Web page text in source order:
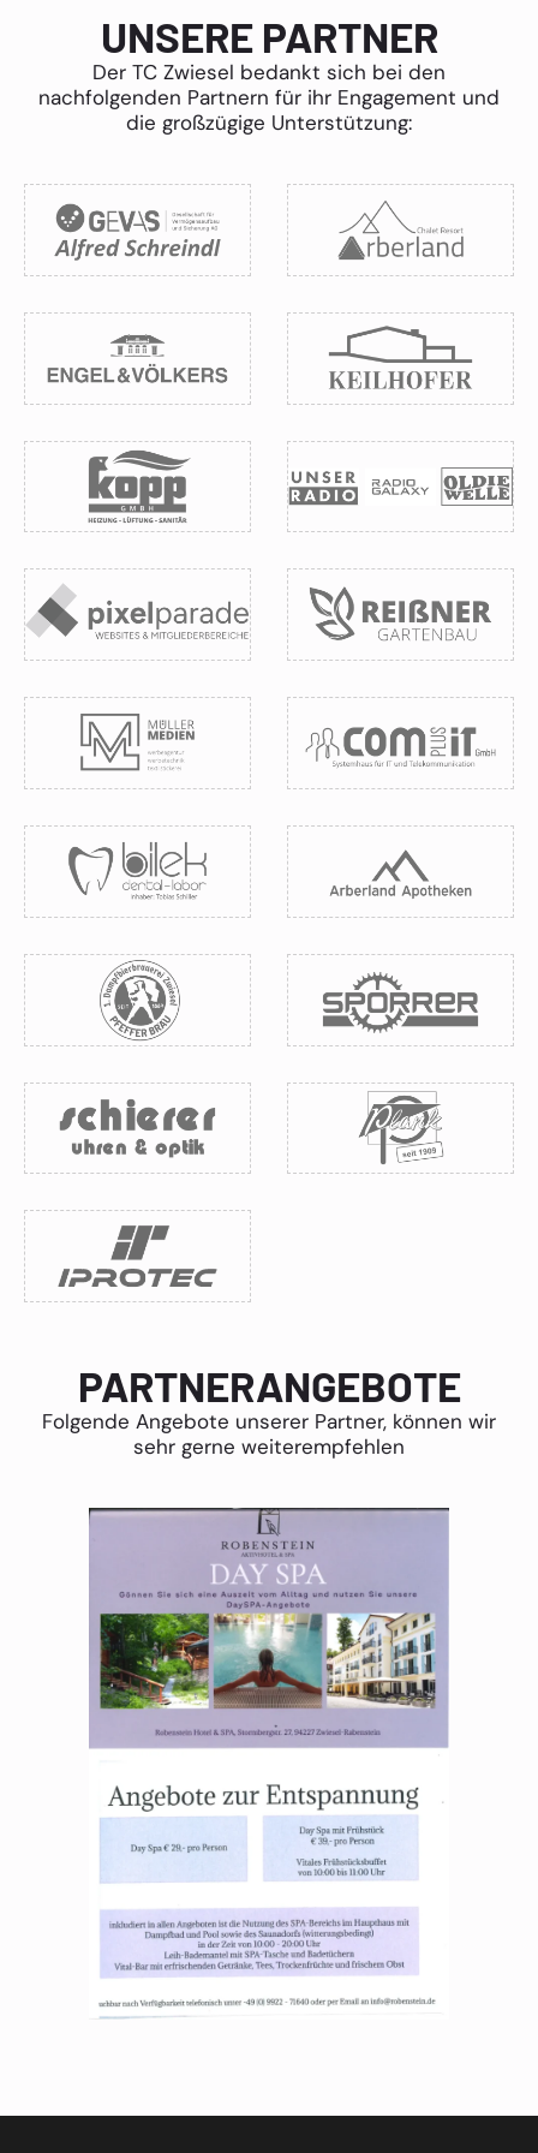
UNSERE PARTNER
Der TC Zwiesel bedankt sich bei den
nachfolgenden Partnern für ihr Engagement und
die großzügige Unterstützung:
PARTNERANGEBOTE
Folgende Angebote unserer Partner, können wir
sehr gerne weiterempfehlen